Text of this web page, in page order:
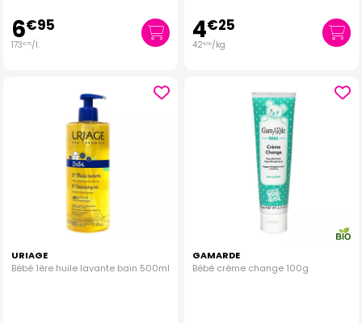
6€95
173€75/l. 4€25
42€50/kg
URIAGE
Bébé 1ère huile lavante bain 500ml
GAMARDE
Bébé crème change 100g